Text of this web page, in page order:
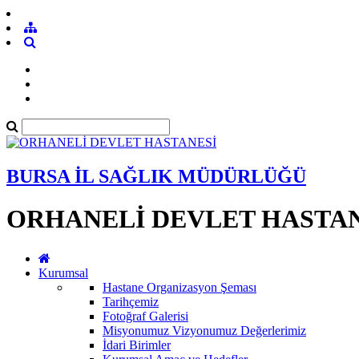
BURSA İL SAĞLIK MÜDÜRLÜĞÜ
ORHANELİ DEVLET
Kurumsal
Hastane Organizasyon Şeması
Tarihçemiz
Fotoğraf Galerisi
Misyonumuz Vizyonumuz Değerlerimiz
İdari Birimler